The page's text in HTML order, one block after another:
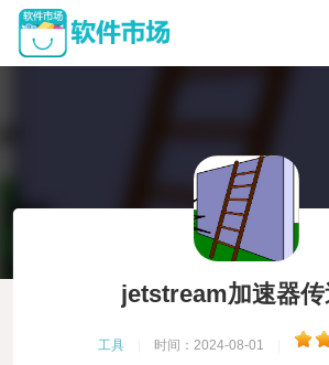
jetstream加速器传
工具 时间：2024-08-01